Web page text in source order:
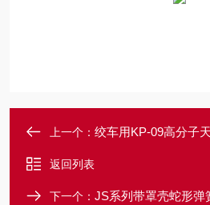
上一个： 绞车用KP-09高分子天
返回列表
下一个： JS系列带罩壳蛇形弹簧联